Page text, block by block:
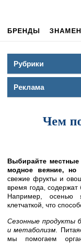
БРЕНДЫ
Рубрики
Реклама
Чем
Выбирайте местные
модное веяние,
свежие фрукты и
время года,
Например, осенью
клетчаткой, что
Сезонные продукты
и метаболизм.
мы помогаем